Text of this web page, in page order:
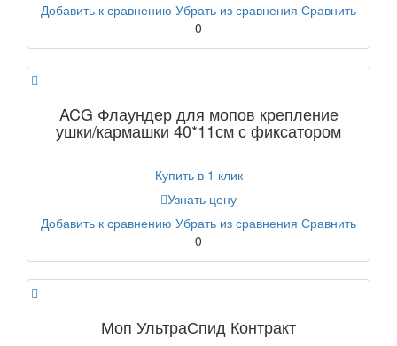
Добавить к сравнению Убрать из сравнения Сравнить
0
ACG Флаундер для мопов крепление
ушки/кармашки 40*11см с фиксатором
Купить в 1 клик
Узнать цену
Добавить к сравнению Убрать из сравнения Сравнить
0
Моп УльтраСпид Контракт